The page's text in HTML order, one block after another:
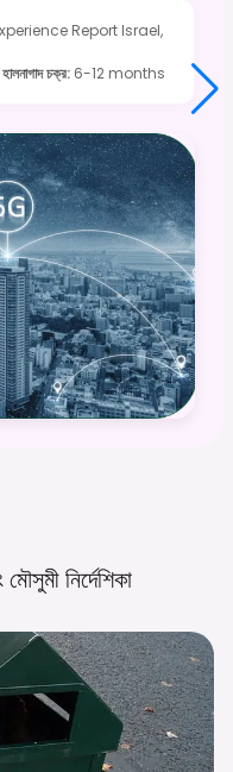
Report Israel,
হালনাগাদ চক্র: 6-12 months
মৌসুমীনির্দেশিকা